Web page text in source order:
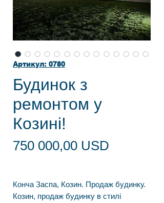
Артикул: 0780
Будинок з
ремонтом у
Козині!
750 000,00 USD
Конча Заспа, Козин. Продаж будинку.
Козин, продаж будинку в стилі